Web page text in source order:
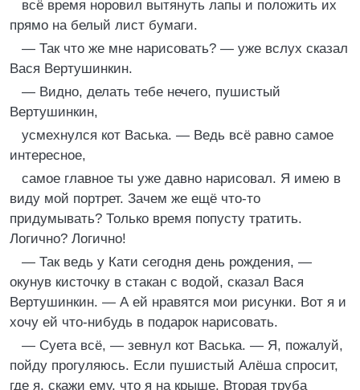
всё время норовил вытянуть лапы и положить их
прямо на белый лист бумаги.
— Так что же мне нарисовать? — уже вслух сказал
Вася Вертушинкин.
— Видно, делать тебе нечего, пушистый
Вертушинкин,
усмехнулся кот Васька. — Ведь всё равно самое
интересное,
самое главное ты уже давно нарисовал. Я имею в
виду мой портрет. Зачем же ещё что-то
придумывать? Только время попусту тратить.
Логично? Логично!
— Так ведь у Кати сегодня день рождения, —
окунув кисточку в стакан с водой, сказал Вася
Вертушинкин. — А ей нравятся мои рисунки. Вот я и
хочу ей что-нибудь в подарок нарисовать.
— Суета всё, — зевнул кот Васька. — Я, пожалуй,
пойду прогуляюсь. Если пушистый Алёша спросит,
где я, скажи ему, что я на крыше. Вторая труба